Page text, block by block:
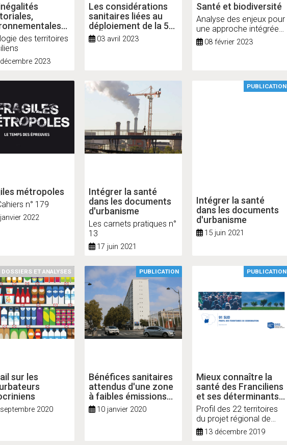
de santé
des territoires
2023
Les considérations
sanitaires liées au
déploiement de la 5G
en Île-de-France
03 avril 2023
Santé et biodiversité
Analyse des enjeux pour
une approche intégrée
en Île-de-France
08 février 2023
métropoles
n° 179
2022
Intégrer la santé
dans les documents
d'urbanisme
Les carnets pratiques n°
13
17 juin 2021
Intégrer la santé
dans les documents
d'urbanisme
PUBLICATION
15 juin 2021
sur les
DOSSIERS ET ANALYSES
2020
Bénéfices sanitaires
attendus d'une zone
à faibles émissions
métropolitaine
PUBLICATION
10 janvier 2020
Mieux connaître la
santé des Franciliens
et ses déterminants
dans les nouveaux
territoires de
coordination
PUBLICATION
Profil des 22 territoires
du projet régional de
santé d’Île-de-france :
mises à jour 2019 et
13 décembre 2019